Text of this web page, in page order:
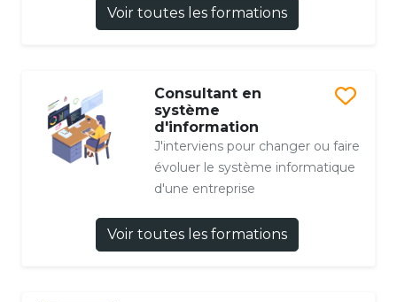
Voir toutes les formations
Consultant en
système
d'information
J'interviens pour changer ou faire
évoluer le système informatique
d'une entreprise
Voir toutes les formations